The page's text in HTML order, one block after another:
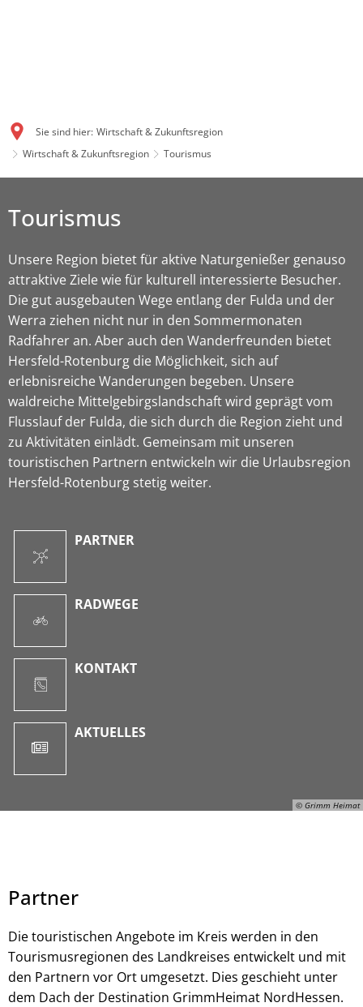
Sie sind hier: Wirtschaft & Zukunftsregion
Wirtschaft & Zukunftsregion
Tourismus
© Grimm Heimat
Paavo Blafield, © Grimm Heimat
Tourismus
Unsere Region bietet für aktive Naturgenießer genauso
attraktive Ziele wie für kulturell interessierte Besucher.
Die gut ausgebauten Wege entlang der Fulda und der
Werra ziehen nicht nur in den Sommermonaten
Radfahrer an. Aber auch den Wanderfreunden bietet
Hersfeld-Rotenburg die Möglichkeit, sich auf
erlebnisreiche Wanderungen begeben. Unsere
waldreiche Mittelgebirgslandschaft wird geprägt vom
Flusslauf der Fulda, die sich durch die Region zieht und
zu Aktivitäten einlädt. Gemeinsam mit unseren
touristischen Partnern entwickeln wir die Urlaubsregion
Hersfeld-Rotenburg stetig weiter.
PARTNER
RADWEGE
KONTAKT
AKTUELLES
Partner
Die touristischen Angebote im Kreis werden in den
Tourismusregionen des Landkreises entwickelt und mit
den Partnern vor Ort umgesetzt. Dies geschieht unter
dem Dach der Destination GrimmHeimat NordHessen.